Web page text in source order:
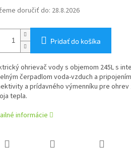
doručiť do: 28.8.2026
Pridať do košíka
ohrievač vody s objemom 245L s
čerpadlom voda-vzduch a pripojením
a prídavného výmenníku pre ohrev
tepla.
informácie